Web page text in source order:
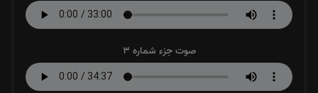
صوت جزء شماره 3